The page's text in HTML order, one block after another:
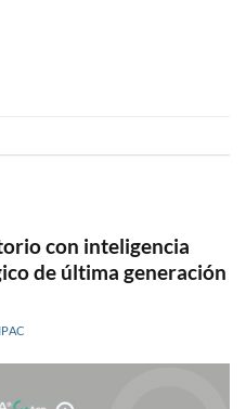
con inteligencia
de última generación